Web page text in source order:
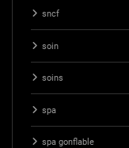
sncf
soin
soins
spa
spa gonflable